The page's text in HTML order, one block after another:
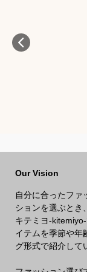
Our Vision
自分に合ったファ
ションを選ぶとき
キテミヨ-
イテムを季節や年
グ形式で紹介して